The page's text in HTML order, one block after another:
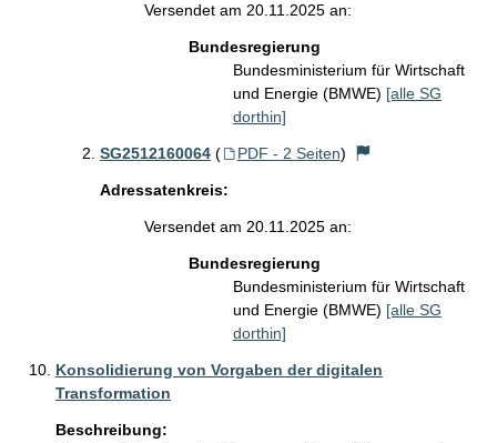
Versendet am 20.11.2025 an:
Bundesregierung
Bundesministerium für Wirtschaft
und Energie (BMWE) [alle SG
dorthin]
SG2512160064 ( PDF - 2 Seiten)
Adressatenkreis:
Versendet am 20.11.2025 an:
Bundesregierung
Bundesministerium für Wirtschaft
und Energie (BMWE) [alle SG
dorthin]
Konsolidierung von Vorgaben der digitalen
Transformation
Beschreibung: